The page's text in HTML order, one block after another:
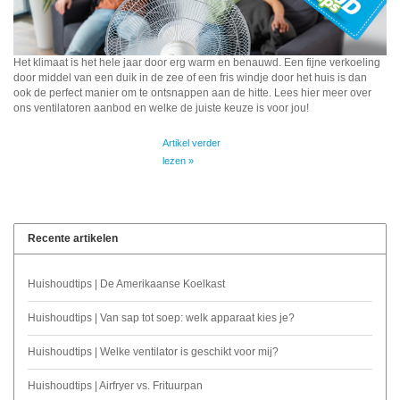
Boiler
Waterkoker
Friteuse
Diversen
Steel
Toren
Airconditioner
Tafelmodel
Nieuwsbrief
Het klimaat is het hele jaar door erg warm en benauwd. Een fijne verkoeling
door middel van een duik in de zee of een fris windje door het huis is dan
ook de perfect manier om te ontsnappen aan de hitte. Lees hier meer over
ons ventilatoren aanbod en welke de juiste keuze is voor jou!
Artikel verder
lezen »
Recente artikelen
Huishoudtips | De Amerikaanse Koelkast
Huishoudtips | Van sap tot soep: welk apparaat kies je?
Huishoudtips | Welke ventilator is geschikt voor mij?
Huishoudtips | Airfryer vs. Frituurpan